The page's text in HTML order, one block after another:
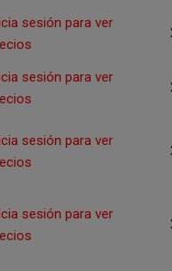
sesión para ver
sesión para ver
sesión para ver
sesión para ver